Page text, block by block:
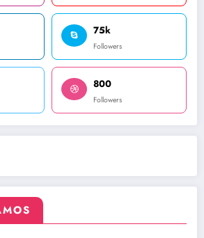
75k
Followers
800
Followers